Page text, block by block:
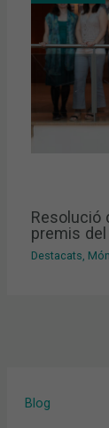
Blog
Resolució
premis del
Destacats,